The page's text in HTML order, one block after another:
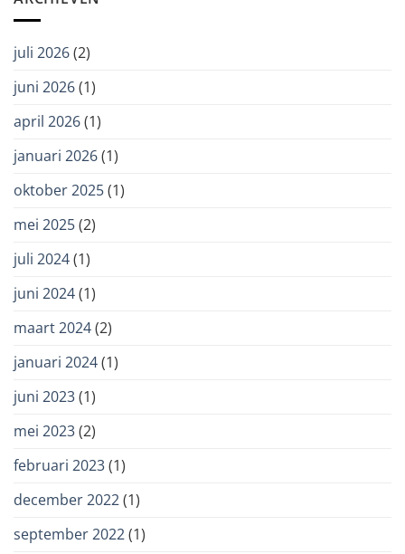
juli 2026(2)
juni 2026(1)
april 2026(1)
januari 2026(1)
oktober 2025(1)
mei 2025(2)
juli 2024(1)
juni 2024(1)
maart 2024(2)
januari 2024(1)
juni 2023(1)
mei 2023(2)
februari 2023(1)
december 2022(1)
september 2022(1)